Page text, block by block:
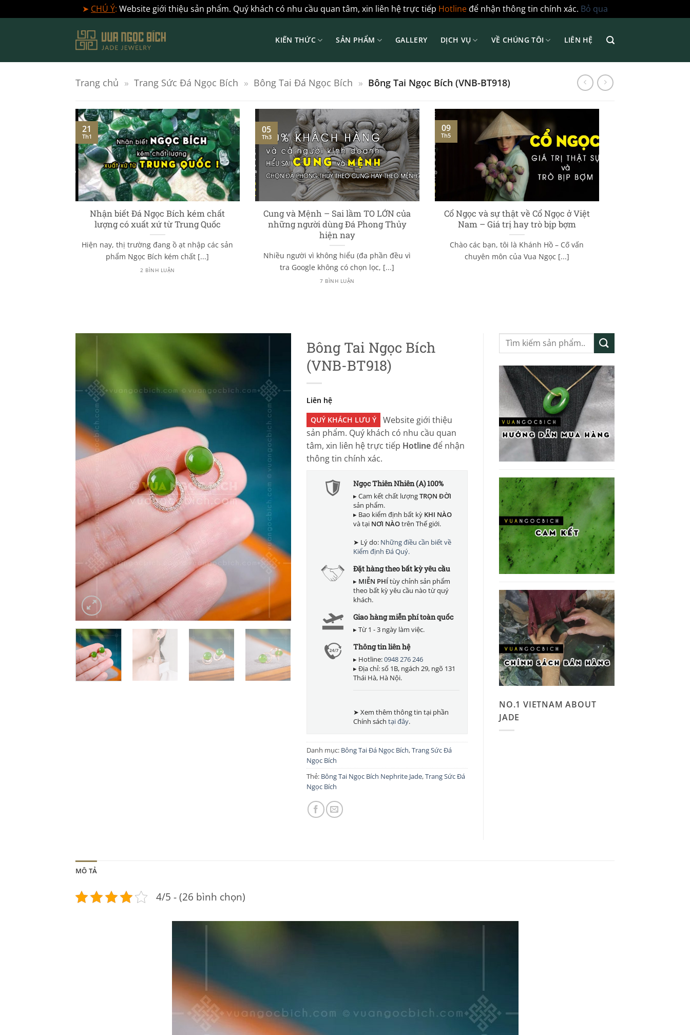
➤ CHÚ Ý: Website giới thiệu sản phẩm. Quý khách có nhu cầu quan tâm, xin liên hệ trực tiếp Hotlineđể nhận thông tin chính xác. Bỏ qua
dung
KIẾN THỨC SẢN PHẨM GALLERY DỊCH VỤ VỀ CHÚNG TÔI LIÊN HỆ
Trang chủ » Trang Sức Đá Ngọc Bích » Bông Tai Đá Ngọc Bích » Bông Tai Ngọc Bích (VNB-BT918)
Nhận biết Đá Ngọc Bích kém chất
lượng có xuất xứ từ Trung Quốc
Hiện nay, thị trường đang ồ ạt nhập các sản
phẩm Ngọc Bích kém chất [...]
2 BÌNH LUẬN
21
Th1
Cung và Mệnh – Sai lầm TO LỚN của
những người dùng Đá Phong Thủy
hiện nay
Nhiều người vì không hiểu (đa phần đều vì
tra Google không có chọn lọc, [...]
7 BÌNH LUẬN
05
Th3
Cổ Ngọc và sự thật về Cổ Ngọc ở Việt
Nam – Giá trị hay trò bịp bợm
Chào các bạn, tôi là Khánh Hồ – Cố vấn
chuyên môn của Vua Ngọc [...]
09
Th5
Bông Tai Ngọc Bích
(VNB-BT918)
Liên hệ
QUÝ KHÁCH LƯU Ý
Website giới thiệu
sản phẩm. Quý khách có nhu cầu quan
tâm, xin liên hệ trực tiếp Hotline để nhận
thông tin chính xác.
Ngọc Thiên Nhiên (A) 100%
▸ Cam kết chất lượngTRỌN ĐỜI
sản phẩm.
▸ Bao kiểm định bất kỳ KHI NÀO
và tại NƠI NÀOtrên Thế giới.
➤ Lý do: Những điều cần biết về
Kiểm định Đá Quý.
Đặt hàng theo bất kỳ yêu cầu
▸ MIỄN PHÍtùy chỉnh sản phẩm
theo bất kỳ yêu cầu nào từ quý
khách.
Giao hàng miễn phí toàn quốc
▸ Từ 1 - 3 ngày làm việc.
Thông tin liên hệ
▸ Hotline:0948 276 246
▸ Địa chỉ: số 1B, ngách 29, ngõ 131
Thái Hà, Hà Nội.
➤ Xem thêm thông tin tại phần
Chính sách tại đây.
Danh mục: Bông Tai Đá Ngọc Bích,Trang Sức Đá
Ngọc Bích
Thẻ: Bông Tai Ngọc Bích Nephrite Jade,Trang Sức Đá
Ngọc Bích
Tìm
kiếm:
NO.1 VIETNAM ABOUT
JADE
MÔ TẢ
4/5 - (26 bình chọn)